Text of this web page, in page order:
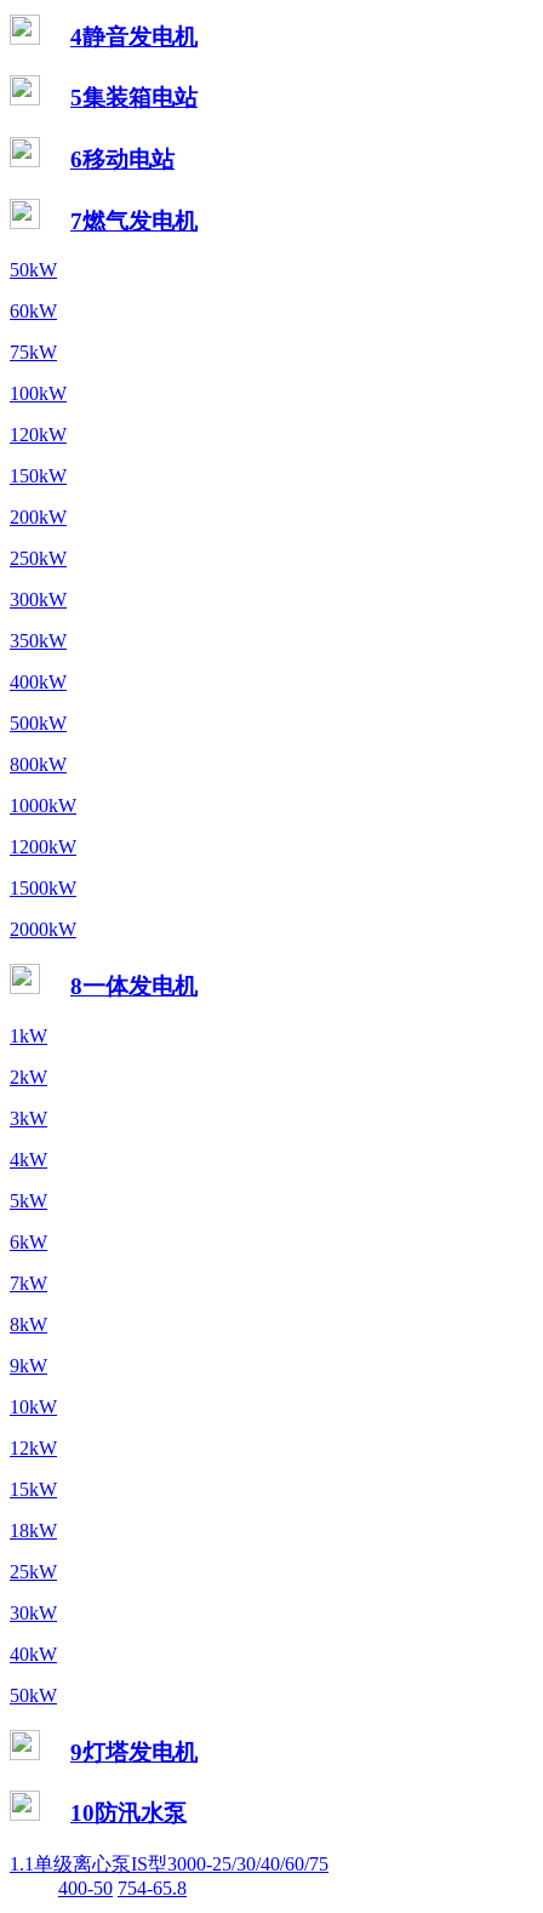
4静音发电机
5集装箱电站
6移动电站
7燃气发电机
50kW
60kW
75kW
100kW
120kW
150kW
200kW
250kW
300kW
350kW
400kW
500kW
800kW
1000kW
1200kW
1500kW
2000kW
8一体发电机
1kW
2kW
3kW
4kW
5kW
6kW
7kW
8kW
9kW
10kW
12kW
15kW
18kW
25kW
30kW
40kW
50kW
9灯塔发电机
10防汛水泵
1.1单级离心泵IS型3000-25/30/40/60/75
400-50 754-65.8